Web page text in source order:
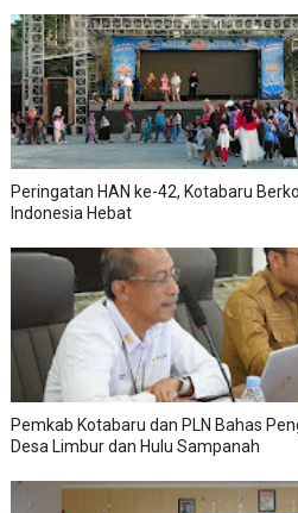
Peringatan HAN ke-42, Kotabaru
Indonesia Hebat
Pemkab Kotabaru dan PLN Bahas
Desa Limbur dan Hulu Sampanah